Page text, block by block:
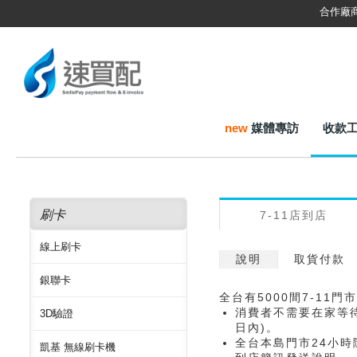
合作廠
new 媒體專訪 收款
刷卡
線上刷卡
銀聯卡
3D驗證
凱基 無線刷卡機
7-11店到店
說明 取貨付款
全台有5000間7-11門
消費者不需要在家等
日內)。
全台本島門市24小